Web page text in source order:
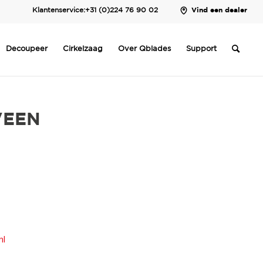
Klantenservice:+31 (0)224 76 90 02 Vind een dealer
Decoupeer Cirkelzaag Over Qblades Support